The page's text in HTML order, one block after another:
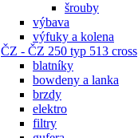
šrouby
výbava
výfuky a kolena
ČZ - ČZ 250 typ 513 cross
blatníky
bowdeny a lanka
brzdy
elektro
filtry